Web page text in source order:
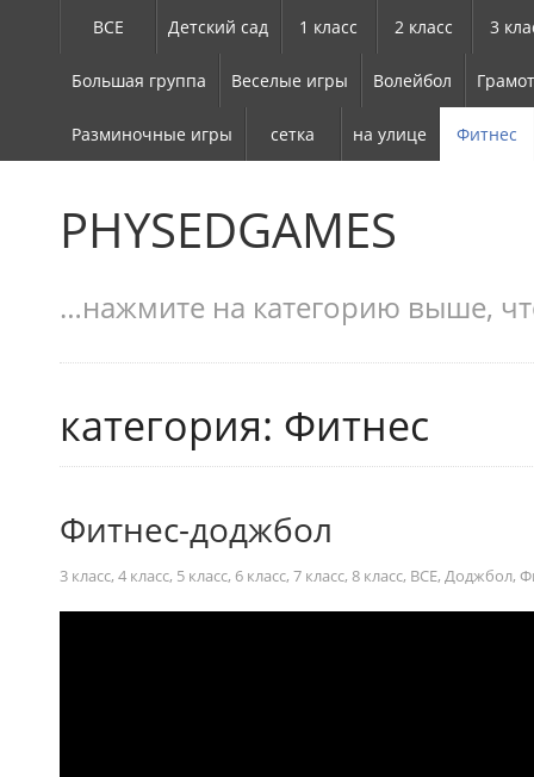
ВСЕ Детский сад 1 класс 2 класс 3
Большая группа Веселые игры Волейбол
Разминочные игры сетка на улице Фитнес
PHYSEDGAMES
…нажмите на категорию выше,
категория: Фитнес
Фитнес-доджбол
3 класс, 4 класс, 5 класс, 6 класс, 7 класс, 8 класс, ВСЕ, Доджбол,